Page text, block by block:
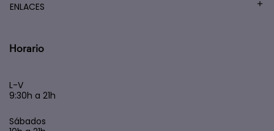
ENLACES
Horario
L-V
9:30h a 21h
Sábados